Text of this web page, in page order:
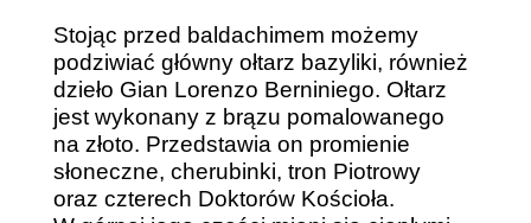
Stojąc przed baldachimem możemy
podziwiać główny ołtarz bazyliki, również
dzieło Gian Lorenzo Berniniego. Ołtarz
jest wykonany z brązu pomalowanego
na złoto. Przedstawia on promienie
słoneczne, cherubinki, tron Piotrowy
oraz czterech Doktorów Kościoła.